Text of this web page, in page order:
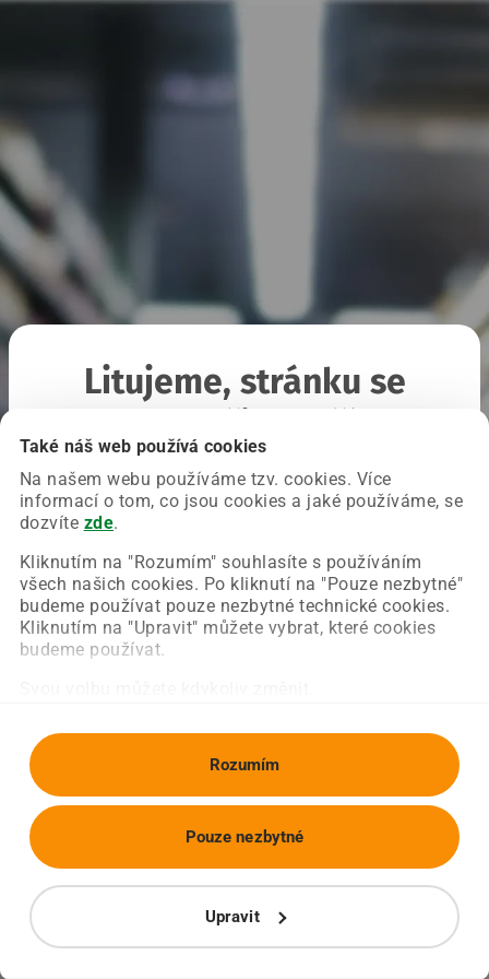
Také náš web používá cookies
Na našem webu používáme tzv. cookies. Více
informací o tom, co jsou cookies a jaké používáme, se
dozvíte zde.
Kliknutím na "Rozumím" souhlasíte s používáním
všech našich cookies. Po kliknutí na "Pouze nezbytné"
budeme používat pouze nezbytné technické cookies.
Kliknutím na "Upravit" můžete vybrat, které cookies
budeme používat.
Rozumím
Upravit
Pouze nezbytné
Litujeme, stránku se
Chyba nastala na naší straně a už ji opravujeme.
Zkuste prosím znovu načíst požadovanou stránku.
Obnovit stránku Úvodní strana